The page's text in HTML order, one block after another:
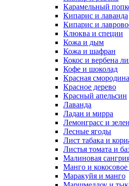
Карамельный
Кипарис и лаванда
Кипарис и
Клюква и специи
Кожа и дым
Кожа и шафран
Кокос и вербена
Кофе и шоколад
Красная
Красное дерево
Красный апельсин
Лаванда
Ладан и мирра
Лемонграсс и
Лесные ягоды
Лист табака и
Листья томата и
Малиновая
Манго и
Маракуйя и манго